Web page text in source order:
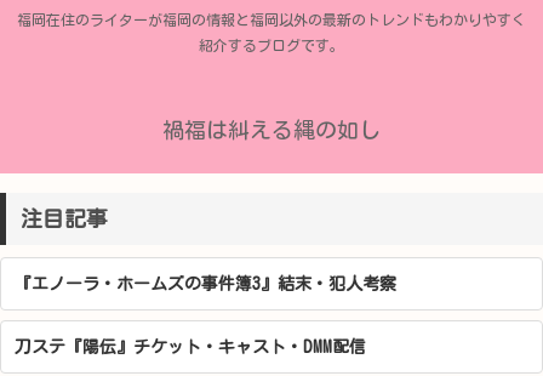
福岡在住のライターが福岡の情報と福岡以外の最新のトレンドもわかりやすく
紹介するブログです。
禍福は糾える縄の如し
注目記事
『エノーラ・ホームズの事件簿3』結末・犯人考察
刀ステ『陽伝』チケット・キャスト・DMM配信